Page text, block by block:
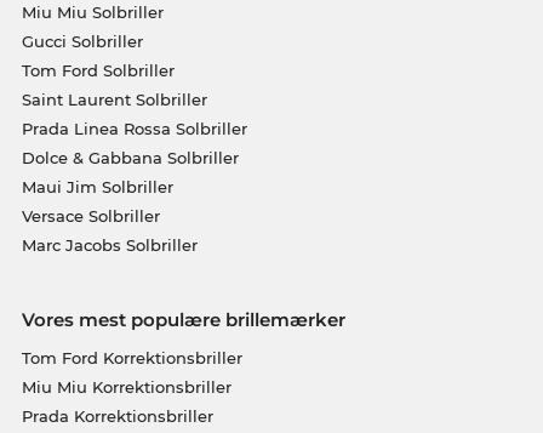
Miu Miu Solbriller
Gucci Solbriller
Tom Ford Solbriller
Saint Laurent Solbriller
Prada Linea Rossa Solbriller
Dolce & Gabbana Solbriller
Maui Jim Solbriller
Versace Solbriller
Marc Jacobs Solbriller
Vores mest populære brillemærker
Tom Ford Korrektionsbriller
Miu Miu Korrektionsbriller
Prada Korrektionsbriller